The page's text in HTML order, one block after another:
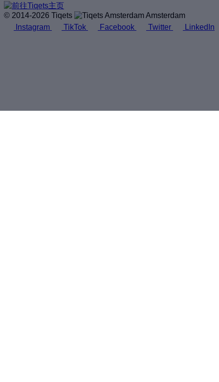
© 2014-2026 Tiqets
Amsterdam
Instagram
TikTok Facebook Twitter LinkedIn